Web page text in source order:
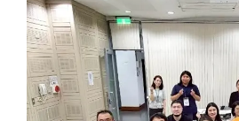
長
者
活
躍
老
化